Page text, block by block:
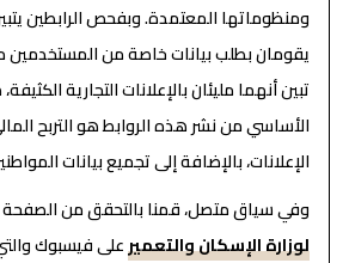
ومنظوماتها المعتمدة. وبفحص الرابطين
يقومان بطلب بيانات خاصة من المستخدمين
تبين أنهما مليئان بالإعلانات التجارية
الأساسي من نشر هذه الروابط هو التربح
الإعلانات، بالإضافة إلى تجميع بيانات
وفي سياق متصل، قمنا بالتحقق من الصفحة
لوزارة الإسكان والتعمير